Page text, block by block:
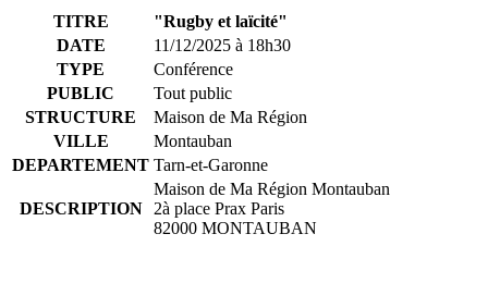
TITRE
"Rugby et laïcité"
DATE
11/12/2025 à 18h30
TYPE
Conférence
PUBLIC
Tout public
STRUCTURE
Maison de Ma Région
VILLE
Montauban
DEPARTEMENT Tarn-et-Garonne
DESCRIPTION
Maison de Ma Région Montauban
2à place Prax Paris
82000 MONTAUBAN